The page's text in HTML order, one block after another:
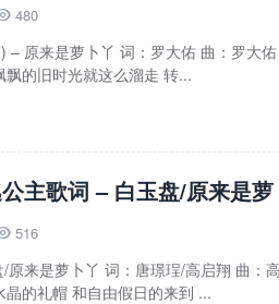
480
– 原来是萝卜丫 词：罗大佑 曲：罗大
的旧时光就这么溜走 转...
主歌词 – 白玉盘/原来是萝
516
原来是萝卜丫 词：唐璟珵/高启翔 曲：
的礼帽 和自由假日的来到 ...